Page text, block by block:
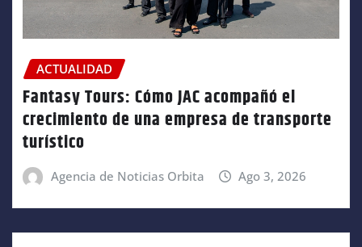
ACTUALIDAD
Fantasy Tours: Cómo JAC acompañó el
crecimiento de una empresa de transporte
turístico
Agencia de Noticias Orbita Ago 3, 2026